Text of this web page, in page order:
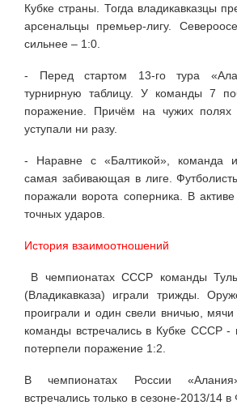
Кубке страны. Тогда владикавказцы
арсенальцы премьер-лигу.
сильнее – 1:0.
- Перед стартом 13-го тура
турнирную таблицу. У команды 7
поражение. Причём на чужих полях
уступали ни разу.
- Наравне с «Балтикой», команда
самая забивающая в лиге.
поражали ворота соперника. В
точных ударов.
История взаимоотношений
В чемпионатах СССР команды
(Владикавказа) играли трижды.
проиграли и один свели вничью,
команды встречались в Кубке СССР -
потерпели поражение 1:2.
В чемпионатах России
встречались только в сезоне-2013/14 в